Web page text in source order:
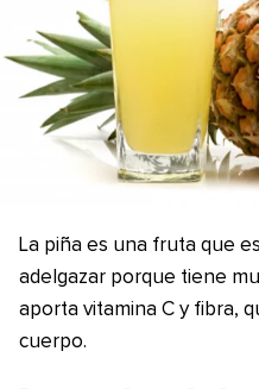
La piña es una fruta que
adelgazar porque tiene
aporta vitamina C y fibra,
cuerpo.